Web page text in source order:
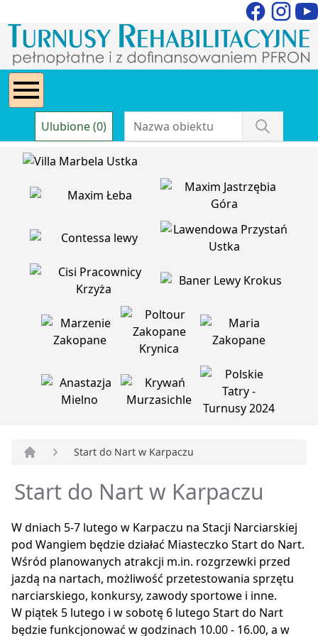
Ulubione (0)
Start do Nart w Karpaczu
Start do Nart w Karpaczu
W dniach 5-7 lutego w Karpaczu na Stacji Narciarskiej
pod Wangiem będzie działać Miasteczko Start do Nart.
Wśród planowanych atrakcji m.in. rozgrzewki przed
jazdą na nartach, możliwość przetestowania sprzętu
narciarskiego, konkursy, zawody sportowe i inne.
W piątek 5 lutego i w sobotę 6 lutego Start do Nart
będzie funkcjonować w godzinach 10.00 - 16.00, a w